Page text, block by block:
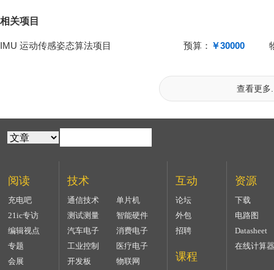
相关项目
IMU 运动传感姿态算法项目 预算： ￥30000
查看更多
阅读
充电吧
21ic专访
编辑视点
专题
会展
技术
通信技术
单片机
测试测量
智能硬件
汽车电子
消费电子
工业控制
医疗电子
开发板
物联网
互动
论坛
外包
招聘
课程
资源
下载
电路图
Datasheet
在线计算器